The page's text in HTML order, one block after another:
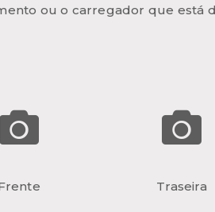
ou o carregador que está
Traseira